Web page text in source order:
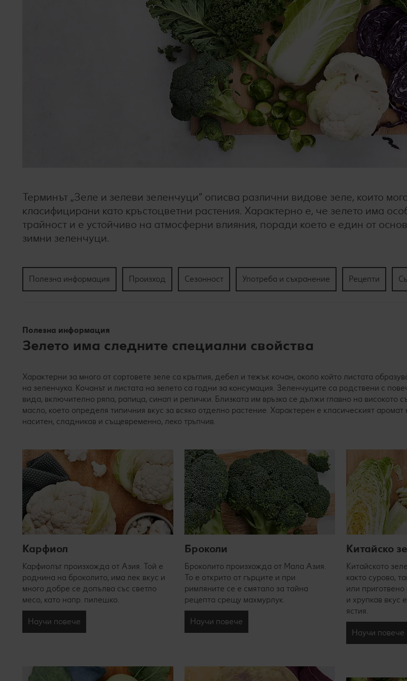
Терминът „Зеле и зелеви зеленчуци“ описва различни видове зеле, които
класифицирани като кръстоцветни растения. Характерно е, че зелето има
трайност и е устойчиво на атмосферни влияния, поради което е един от
зимни зеленчуци.
Полезна информация Произход Сезонност Употреба и съхранение Рецепти
Полезна информация
Зелето има следните специални свойства
Характерни за много от сортовете зеле са кръглия, дебел и тежък кочан, около който листата
на зеленчука. Кочанът и листата на зелето са годни за консумация. Зеленчуците са родствени с
вида, включително ряпа, рапица, синап и репички. Близката им връзка се дължи главно на високото
масло, което определя типичния вкус за всяко отделно растение. Характерен е класическият аромат
наситен, сладникав и същевременно, леко тръпчив.
Карфиол
Карфиолът произхожда от Азия. Той е
роднина на броколито, има лек вкус и
много добре се допълва със светло
месо, като напр. пилешко.
Научи повече
Броколи
Броколито произхожда от Мала Азия.
То е открито от гърците и при
римляните се е смятало за тайна
рецепта срещу махмурлук.
Научи повече
Китайско
Китайското
както сурово,
или
и хрупкав вкус
ястия.
Научи повече